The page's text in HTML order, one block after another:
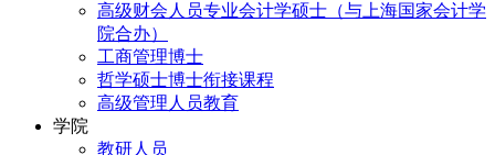
高级财会人员专业会计学硕士（与上海国家会计学
院合办）
工商管理博士
哲学硕士博士衔接课程
高级管理人员教育
学院
教研人员